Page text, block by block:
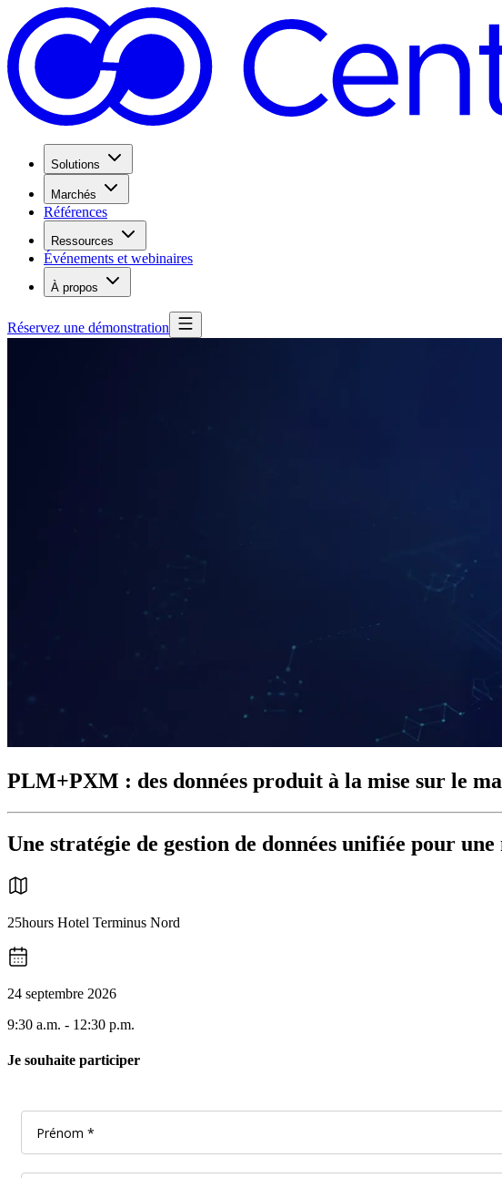
Solutions
Marchés
Références
Ressources
Événements et webinaires
À propos
Réservez une démonstration
PLM+PXM : des données produit à la mise sur le
Une stratégie de gestion de données unifiée pour
25hours Hotel Terminus Nord
24 septembre 2026
9:30 a.m. - 12:30 p.m.
Je souhaite participer